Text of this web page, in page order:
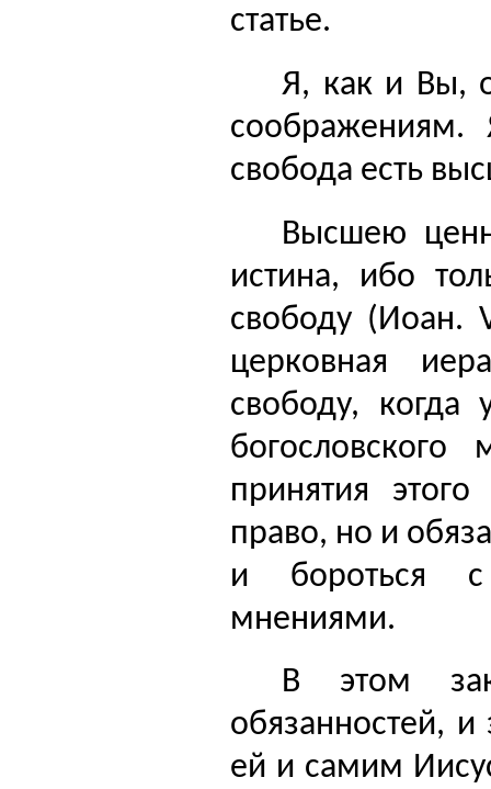
статье.
Я, как и Вы,
свобода есть
Высшею
истина, ибо
свободу (Иоан.
церковная
свободу, когда
принятия
право, но и
и бороться с
мнениями.
В этом
обязанностей, и
ей и самим